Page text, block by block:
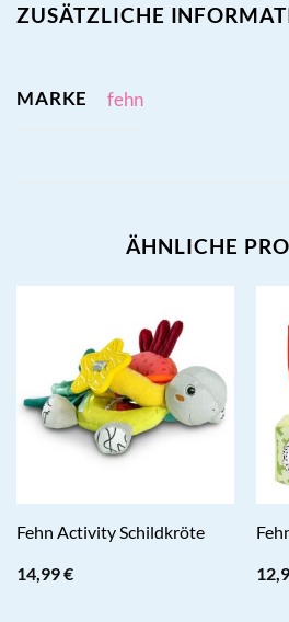
ZUSÄTZLICHE
MARKE fehn
ÄHNLICHE
Fehn Activity Schildkröte
14,99€